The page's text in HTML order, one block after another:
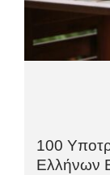
100
Ελλήνων